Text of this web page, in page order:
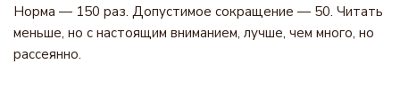
Норма — 150 раз. Допустимое сокращение — 50. Читать
меньше, но с настоящим вниманием, лучше, чем много, но
рассеянно.